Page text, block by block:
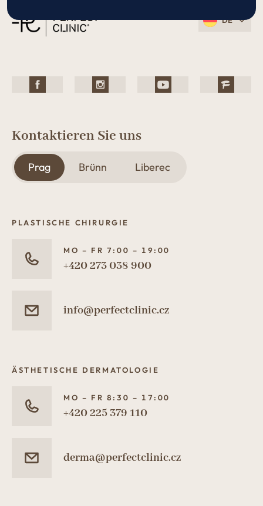
DE
Kontaktieren Sie uns
Prag Brünn Liberec
PLASTISCHE CHIRURGIE
MO – FR 7:00 – 19:00
+420 273 038 900
info@perfectclinic.cz
ÄSTHETISCHE DERMATOLOGIE
MO – FR 8:30 – 17:00
+420 225 379 110
derma@perfectclinic.cz